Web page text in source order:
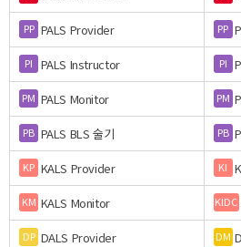
PP PALS Provider PP
PI PALS Instructor PI
PM PALS Monitor PM
PB PALS BLS 술기 PB
KP KALS Provider KI
KM KALS Monitor KIDC
DP DALS Provider DM